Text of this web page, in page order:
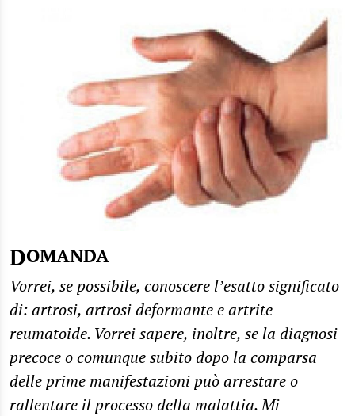
DOMANDA
Vorrei, se possibile, conoscere l’esatto significato
di: artrosi, artrosi deformante e artrite
reumatoide. Vorrei sapere, inoltre, se la diagnosi
precoce o comunque subito dopo la comparsa
delle prime manifestazioni può arrestare o
rallentare il processo della malattia. Mi